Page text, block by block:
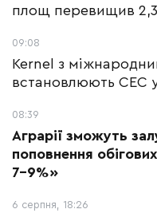
площ перевищив
09:08
Kernel з
встановлюють СЕС
08:39
Аграрії зможуть
поповнення
7-9%»
6 серпня, 18:26